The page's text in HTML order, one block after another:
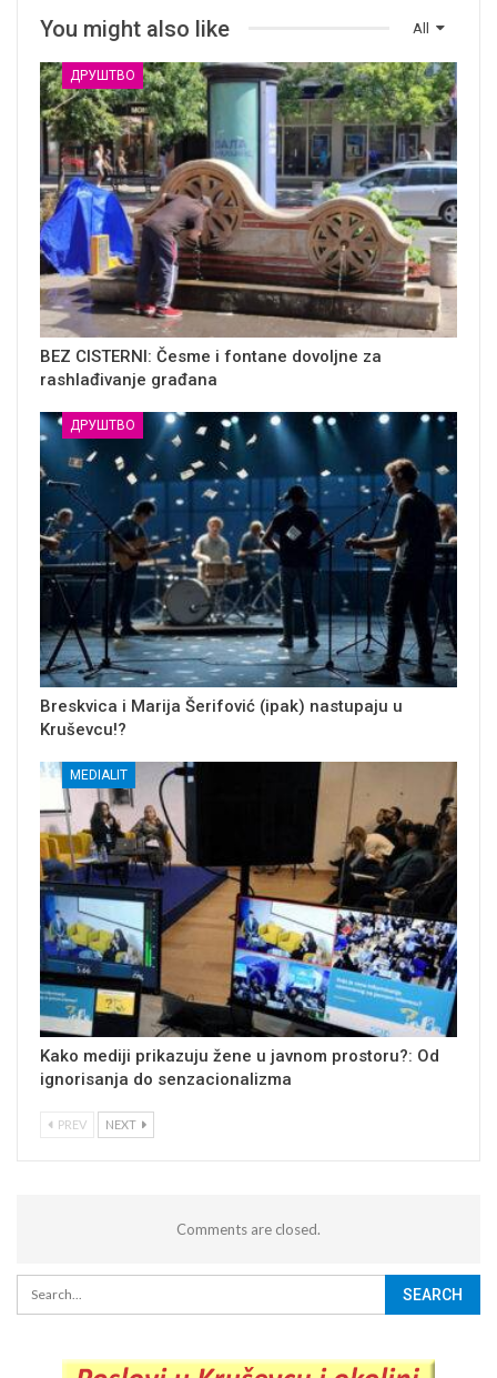
All
You might also like
ДРУШТВО
BEZ CISTERNI: Česme i fontane dovoljne za
rashlađivanje građana
ДРУШТВО
Breskvica i Marija Šerifović (ipak) nastupaju u
Kruševcu!?
MEDIALIT
Kako mediji prikazuju žene u javnom prostoru?: Od
ignorisanja do senzacionalizma
PREV NEXT
Comments are closed.